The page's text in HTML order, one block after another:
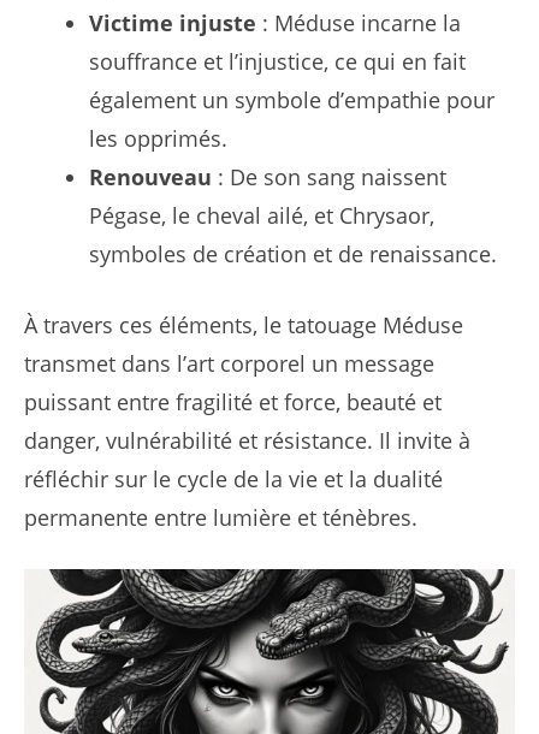
Victime injuste : Méduse incarne la
souffrance et l’injustice, ce qui en fait
également un symbole d’empathie pour
les opprimés.
Renouveau : De son sang naissent
Pégase, le cheval ailé, et Chrysaor,
symboles de création et de renaissance.
À travers ces éléments, le tatouage Méduse
transmet dans l’art corporel un message
puissant entre fragilité et force, beauté et
danger, vulnérabilité et résistance. Il invite à
réfléchir sur le cycle de la vie et la dualité
permanente entre lumière et ténèbres.